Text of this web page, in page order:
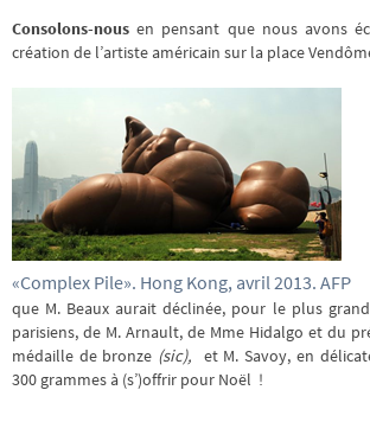
Consolons-nous en pensant que nous avons
création de l’artiste américain sur la place
«Complex Pile». Hong Kong, avril 2013. AFP
que M. Beaux aurait déclinée, pour le plus
parisiens, de M. Arnault, de Mme Hidalgo et du
médaille de bronze (sic),
et M. Savoy, en
300 grammes à (s’)offrir pour Noël !